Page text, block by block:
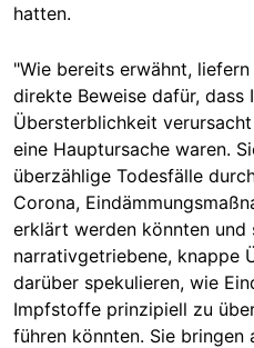
hatten.
"Wie bereits erwähnt, liefern
direkte Beweise dafür, dass
Übersterblichkeit
eine Hauptursache waren.
überzählige Todesfälle
Corona,
erklärt werden könnten und
narrativgetriebene, knappe
darüber spekulieren, wie
Impfstoffe prinzipiell zu
führen könnten. Sie bringen